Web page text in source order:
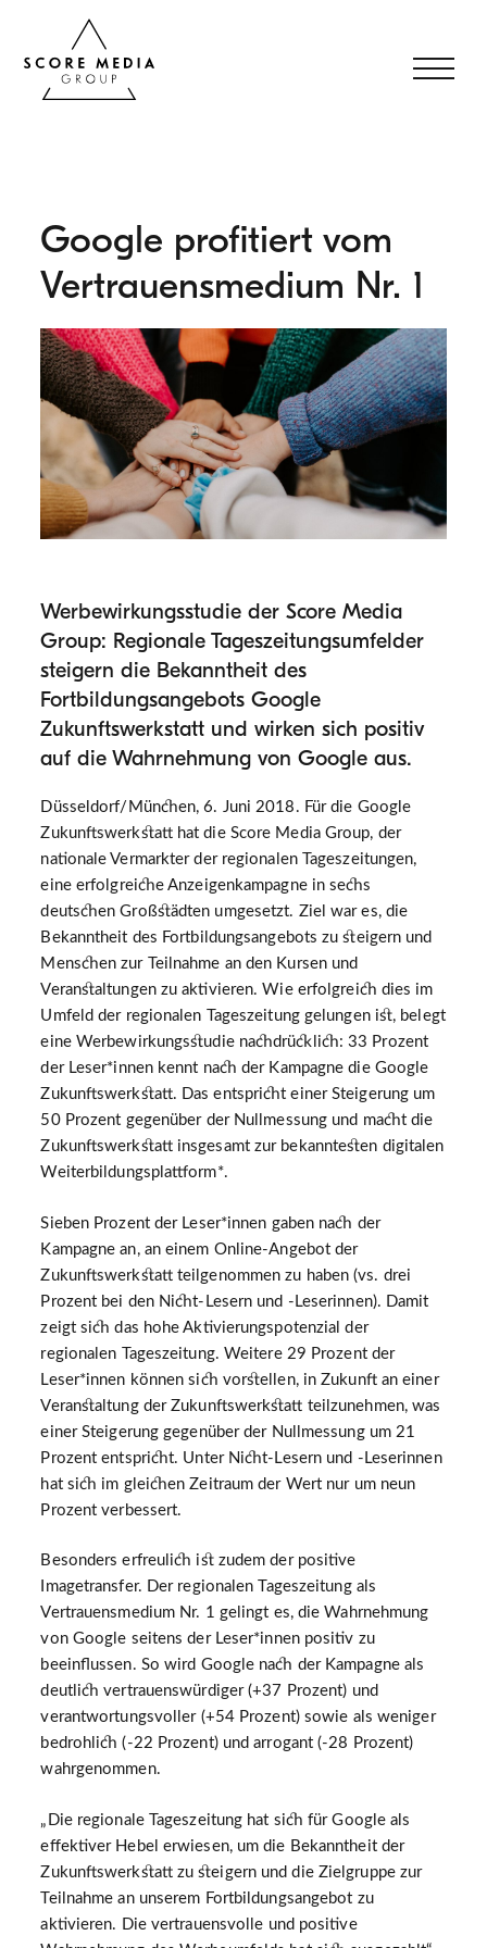
Google profitiert vom
Vertrauensmedium Nr. 1
Werbewirkungsstudie der Score Media
Group: Regionale Tageszeitungsumfelder
steigern die Bekanntheit des
Fortbildungsangebots Google
Zukunftswerkstatt und wirken sich positiv
auf die Wahrnehmung von Google aus.
Düsseldorf/München, 6. Juni 2018. Für die Google
Zukunftswerkstatt hat die Score Media Group, der
nationale Vermarkter der regionalen Tageszeitungen,
eine erfolgreiche Anzeigenkampagne in sechs
deutschen Großstädten umgesetzt. Ziel war es, die
Bekanntheit des Fortbildungsangebots zu steigern und
Menschen zur Teilnahme an den Kursen und
Veranstaltungen zu aktivieren. Wie erfolgreich dies im
Umfeld der regionalen Tageszeitung gelungen ist, belegt
eine Werbewirkungsstudie nachdrücklich: 33 Prozent
der Leser*innen kennt nach der Kampagne die Google
Zukunftswerkstatt. Das entspricht einer Steigerung um
50 Prozent gegenüber der Nullmessung und macht die
Zukunftswerkstatt insgesamt zur bekanntesten digitalen
Weiterbildungsplattform*.
Sieben Prozent der Leser*innen gaben nach der
Kampagne an, an einem Online-Angebot der
Zukunftswerkstatt teilgenommen zu haben (vs. drei
Prozent bei den Nicht-Lesern und -Leserinnen). Damit
zeigt sich das hohe Aktivierungspotenzial der
regionalen Tageszeitung. Weitere 29 Prozent der
Leser*innen können sich vorstellen, in Zukunft an einer
Veranstaltung der Zukunftswerkstatt teilzunehmen, was
einer Steigerung gegenüber der Nullmessung um 21
Prozent entspricht. Unter Nicht-Lesern und -Leserinnen
hat sich im gleichen Zeitraum der Wert nur um neun
Prozent verbessert.
Besonders erfreulich ist zudem der positive
Imagetransfer. Der regionalen Tageszeitung als
Vertrauensmedium Nr. 1 gelingt es, die Wahrnehmung
von Google seitens der Leser*innen positiv zu
beeinflussen. So wird Google nach der Kampagne als
deutlich vertrauenswürdiger (+37 Prozent) und
verantwortungsvoller (+54 Prozent) sowie als weniger
bedrohlich (-22 Prozent) und arrogant (-28 Prozent)
wahrgenommen.
„Die regionale Tageszeitung hat sich für Google als
effektiver Hebel erwiesen, um die Bekanntheit der
Zukunftswerkstatt zu steigern und die Zielgruppe zur
Teilnahme an unserem Fortbildungsangebot zu
aktivieren. Die vertrauensvolle und positive